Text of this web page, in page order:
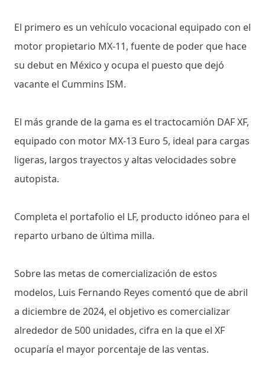
El primero es un vehículo vocacional equipado con el
motor propietario MX-11, fuente de poder que hace
su debut en México y ocupa el puesto que dejó
vacante el Cummins ISM.
El más grande de la gama es el tractocamión DAF XF,
equipado con motor MX-13 Euro 5, ideal para cargas
ligeras, largos trayectos y altas velocidades sobre
autopista.
Completa el portafolio el LF, producto idóneo para el
reparto urbano de última milla.
Sobre las metas de comercialización de estos
modelos, Luis Fernando Reyes comentó que de abril
a diciembre de 2024, el objetivo es comercializar
alrededor de 500 unidades, cifra en la que el XF
ocuparía el mayor porcentaje de las ventas.